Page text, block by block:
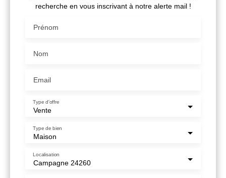
recherche en vous inscrivant à notre alerte mail !
Prénom
Nom
Email
Vente
Type d'offre
Maison
Type de bien
Campagne 24260
Localisation